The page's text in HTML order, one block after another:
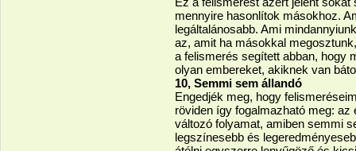
mennyire hasonlítok másokhoz.
legáltalánosabb. Ami
az, amit ha másokkal
a felismerés segített abban, hogy
olyan embereket, akiknek van
10, Semmi sem állandó
Engedjék meg, hogy
röviden így fogalmazható meg: az
változó folyamat, amiben semmi
legszínesebb és